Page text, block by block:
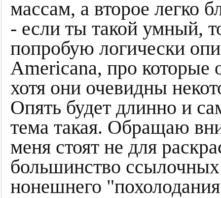
массам, а второе легко
- если ты такой умный,
попробую логически
Americana, про которые
хотя они очевидны
Опять будет длинно и
тема такая. Обращаю
меня стоят не для
большинство
нонешнего